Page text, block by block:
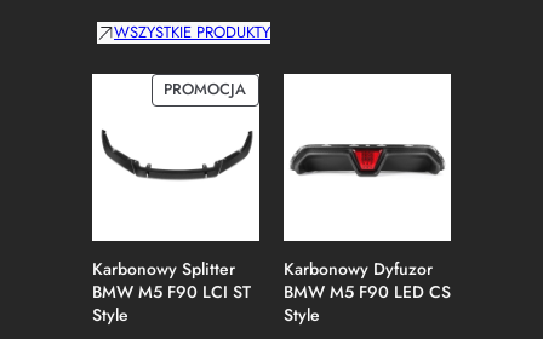
WSZYSTKIE PRODUKTY
PROMOCJAPRODUKT
W
PROMOCJI
Karbonowy Splitter
BMW M5 F90 LCI ST
Style
Karbonowy Dyfuzor
BMW M5 F90 LED CS
Style